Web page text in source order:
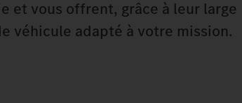
et vous offrent, grâce à leur large
véhicule adapté à votre mission.